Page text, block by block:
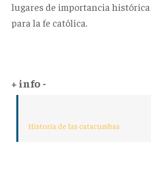
lugares de importancia
para la fe católica.
+ info -
Historia de las catacumbas